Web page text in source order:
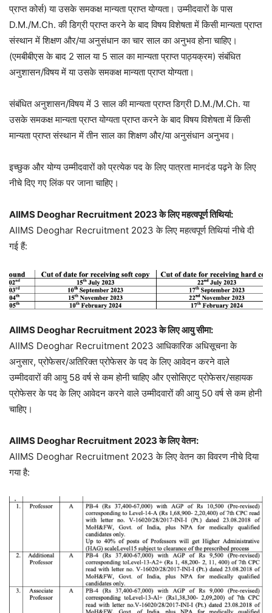
प्राप्त कोर्स) या उसके समकक्ष मान्यता प्राप्त योग्यता। उम्मीदवारों के पास
D.M./M.Ch. की डिग्री प्राप्त करने के बाद विषय विशेषता में किसी मान्यता प्राप्त
संस्थान में शिक्षण और/या अनुसंधान का चार साल का अनुभव होना चाहिए।
(एमबीबीएस के बाद 2 साल या 5 साल का मान्यता प्राप्त पाठ्यक्रम) संबंधित
अनुशासन/विषय में या उसके समकक्ष मान्यता प्राप्त योग्यता।
संबंधित अनुशासन/विषय में 3 साल की मान्यता प्राप्त डिग्री D.M./M.Ch. या
उसके समकक्ष मान्यता प्राप्त योग्यता प्राप्त करने के बाद विषय विशेषता में किसी
मान्यता प्राप्त संस्थान में तीन साल का शिक्षण और/या अनुसंधान अनुभव।
इच्छुक और योग्य उम्मीदवारों को प्रत्येक पद के लिए पात्रता मानदंड पढ़ने के लिए
नीचे दिए गए लिंक पर जाना चाहिए।
AIIMS Deoghar Recruitment 2023 के लिए महत्वपूर्ण तिथियां:
AIIMS Deoghar Recruitment 2023 के लिए महत्वपूर्ण तिथियां नीचे दी
गई हैं:
AIIMS Deoghar Recruitment 2023 के लिए आयु सीमा:
AIIMS Deoghar Recruitment 2023 आधिकारिक अधिसूचना के
अनुसार, प्रोफेसर/अतिरिक्त प्रोफेसर के पद के लिए आवेदन करने वाले
उम्मीदवारों की आयु 58 वर्ष से कम होनी चाहिए और एसोसिएट प्रोफेसर/सहायक
प्रोफेसर के पद के लिए आवेदन करने वाले उम्मीदवारों की आयु 50 वर्ष से कम होनी
चाहिए।
AIIMS Deoghar Recruitment 2023 के लिए वेतन:
AIIMS Deoghar Recruitment 2023 के लिए वेतन का विवरण नीचे दिया
गया है: